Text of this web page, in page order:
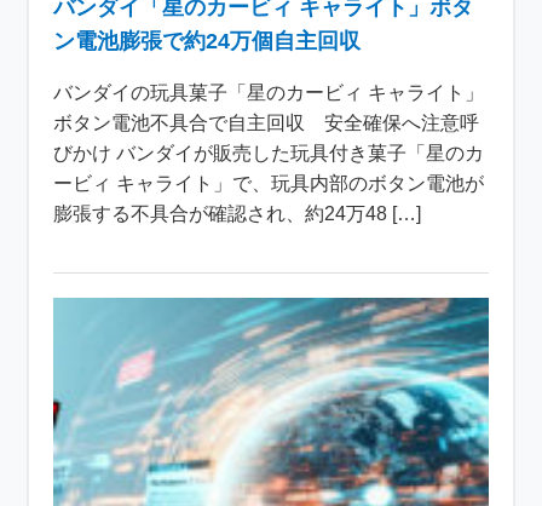
バンダイ「星のカービィ キャライト」ボタ
ン電池膨張で約24万個自主回収
バンダイの玩具菓子「星のカービィ キャライト」
ボタン電池不具合で自主回収 安全確保へ注意呼
びかけ バンダイが販売した玩具付き菓子「星のカ
ービィ キャライト」で、玩具内部のボタン電池が
膨張する不具合が確認され、約24万48 […]